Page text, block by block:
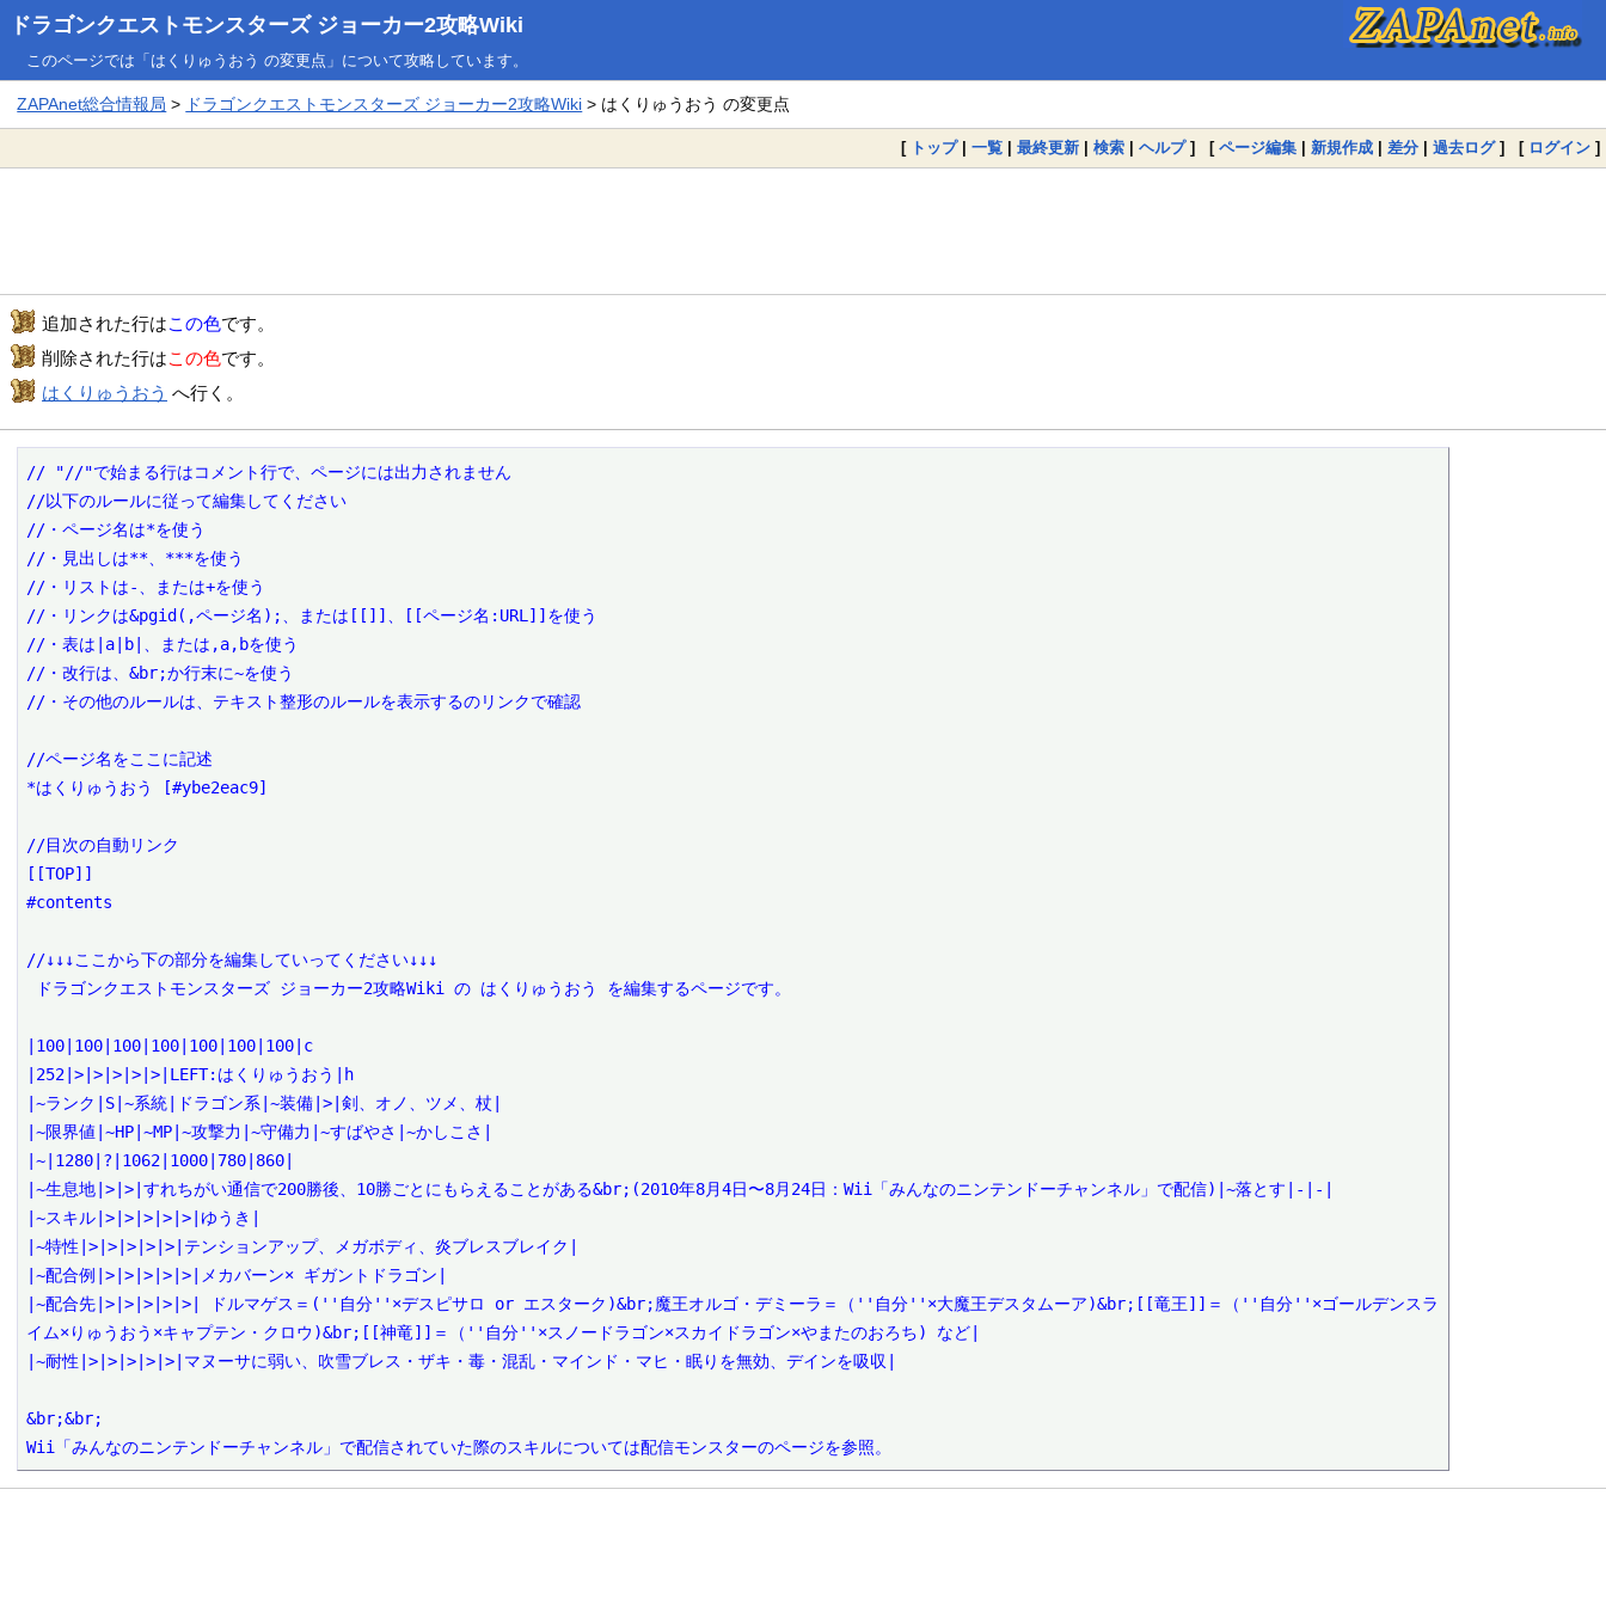
ドラゴンクエストモンスターズ ジョーカー2攻略Wiki
このページでは「はくりゅうおう の変更点」について攻略しています。
ZAPAnet総合情報局 > ドラゴンクエストモンスターズ ジョーカー2攻略Wiki > はくりゅうおう の変更点
[ トップ| 一覧 | 最終更新 | 検索 | ヘルプ] [ ページ編集 | 新規作成 | 差分 | 過去ログ] [ ログイン ]
追加された行はこの色です。
削除された行はこの色です。
はくりゅうおう へ行く。
// "//"で始まる行はコメント行で、ページには出力されません
//以下のルールに従って編集してください
//・ページ名は*を使う
//・見出しは**、***を使う
//・リストは-、または+を使う
//・リンクは&pgid(,ページ名);、または[[]]、[[ページ名:URL]]を使う
//・表は|a|b|、または,a,bを使う
//・改行は、&br;か行末に~を使う
//・その他のルールは、テキスト整形のルールを表示するのリンクで確認
//ページ名をここに記述
*はくりゅうおう [#ybe2eac9]
//目次の自動リンク
[[TOP]]
#contents
//↓↓↓ここから下の部分を編集していってください↓↓↓
|100|100|100|100|100|100|100|c
|252|>|>|>|>|>|LEFT:はくりゅうおう|h
|~ランク|S|~系統|ドラゴン系|~装備|>|剣、オノ、ツメ、杖|
|~限界値|~HP|~MP|~攻撃力|~守備力|~すばやさ|~かしこさ|
|~|1280|?|1062|1000|780|860|
|~生息地|>|>|すれちがい通信で200勝後、10勝ごとにもらえることがある&br;(2010年8月4日〜8月24日：Wii「みんなのニンテンドーチャンネル」で配信)|~落とす|-|-|
|~スキル|>|>|>|>|>|ゆうき|
|~特性|>|>|>|>|>|テンションアップ、メガボディ、炎ブレスブレイク|
|~配合例|>|>|>|>|>|メカバーン× ギガントドラゴン|
|~配合先|>|>|>|>|>| ドルマゲス＝(''自分''×デスピサロ or エスターク)&br;魔王オルゴ・デミーラ＝（''自分''×大魔王デスタムーア)&br;[[竜王]]＝（''自分''×ゴールデンスラ
イム×りゅうおう×キャプテン・クロウ)&br;[[神竜]]＝（''自分''×スノードラゴン×スカイドラゴン×やまたのおろち) など|
|~耐性|>|>|>|>|>|マヌーサに弱い、吹雪ブレス・ザキ・毒・混乱・マインド・マヒ・眠りを無効、デインを吸収|
&br;&br;
Wii「みんなのニンテンドーチャンネル」で配信されていた際のスキルについては配信モンスターのページを参照。